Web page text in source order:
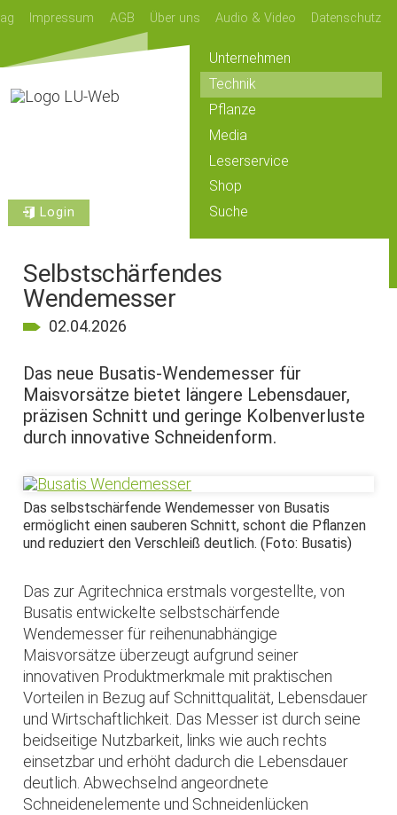
Impressum AGB Über uns Audio & Video Datenschutz
Login
Unternehmen
Technik
Pflanze
Media
Leserservice
Shop
Suche
Selbstschärfendes
Wendemesser
02.04.2026
Das neue Busatis-Wendemesser für
Maisvorsätze bietet längere Lebensdauer,
präzisen Schnitt und geringe Kolbenverluste
durch innovative Schneidenform.
Das selbstschärfende Wendemesser von Busatis
ermöglicht einen sauberen Schnitt, schont die Pflanzen
und reduziert den Verschleiß deutlich. (Foto: Busatis)
Das zur Agritechnica erstmals vorgestellte, von
Busatis entwickelte selbstschärfende
Wendemesser für reihenunabhängige
Maisvorsätze überzeugt aufgrund seiner
innovativen Produktmerkmale mit praktischen
Vorteilen in Bezug auf Schnittqualität, Lebensdauer
und Wirtschaftlichkeit. Das Messer ist durch seine
beidseitige Nutzbarkeit, links wie auch rechts
einsetzbar und erhöht dadurch die Lebensdauer
deutlich. Abwechselnd angeordnete
Schneidenelemente und Schneidenlücken